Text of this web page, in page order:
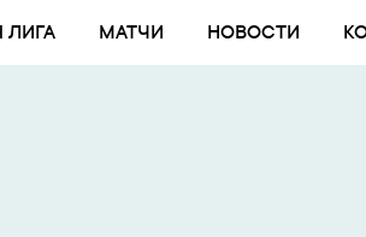
ЛИГА МАТЧИ НОВОСТИ